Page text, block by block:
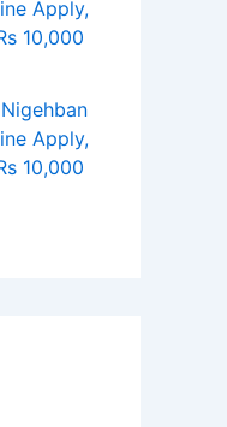
Apply,
10,000
Nigehban
Apply,
10,000